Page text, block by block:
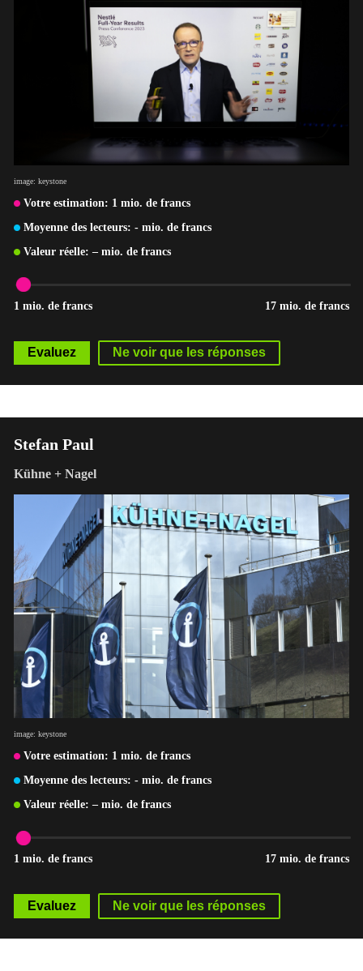
image: keystone
Votre estimation: 1 mio. de francs
Moyenne des lecteurs: - mio. de francs
Valeur réelle: – mio. de francs
1 mio. de francs 17 mio. de francs
Stefan Paul
Kühne + Nagel
image: keystone
Votre estimation: 1 mio. de francs
Moyenne des lecteurs: - mio. de francs
Valeur réelle: – mio. de francs
1 mio. de francs 17 mio. de francs